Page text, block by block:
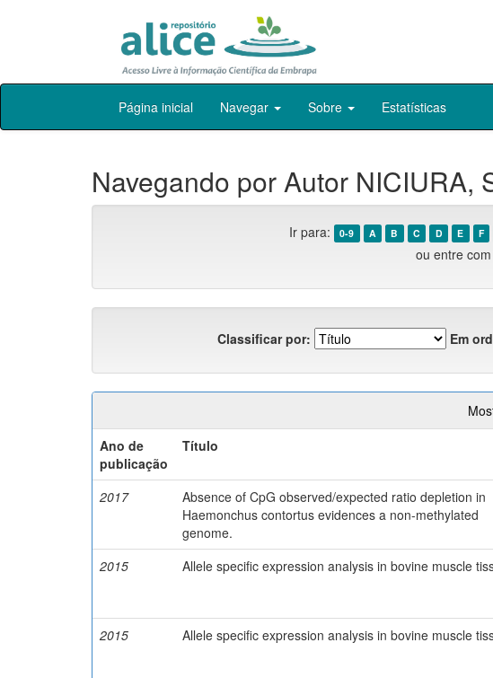
Skip
Página inicial Navegar Sobre Estatísticas
Navegando por Autor NICIURA,
Ir para: 0-9 A B C D E F
ou entre
Classificar por: Em
Ano de
publicação
Título
2017
Absence of CpG observed/expected ratio depletion in
Haemonchus contortus evidences a non-methylated
genome.
2015 Allele specific expression analysis in bovine muscle
2015
Allele specific expression analysis in bovine muscle